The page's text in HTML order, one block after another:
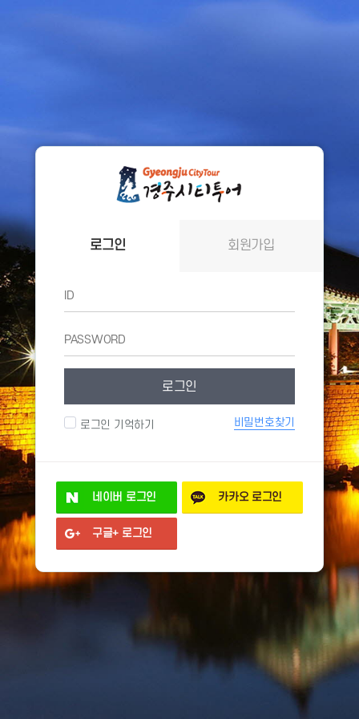
로그인 회원가입
로그인
로그인 기억하기 비밀번호찾기
네이버 로그인 카카오 로그인
구글+ 로그인